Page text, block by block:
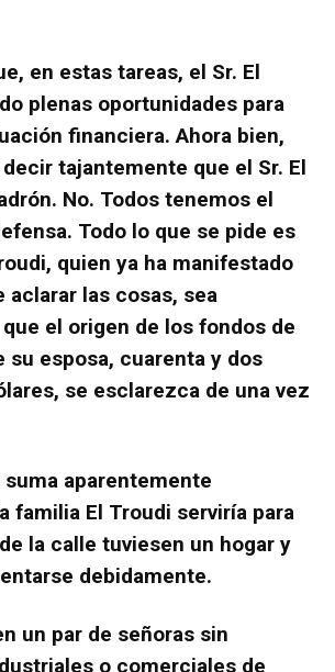
en estas tareas, el Sr. El
plenas oportunidades para
financiera. Ahora bien,
tajantemente que el Sr. El
No. Todos tenemos el
Todo lo que se pide es
quien ya ha manifestado
aclarar las cosas, sea
el origen de los fondos de
su esposa, cuarenta y dos
se esclarezca de una vez
suma aparentemente
familia El Troudi serviría para
la calle tuviesen un hogar y
debidamente.
un par de señoras sin
o comerciales de